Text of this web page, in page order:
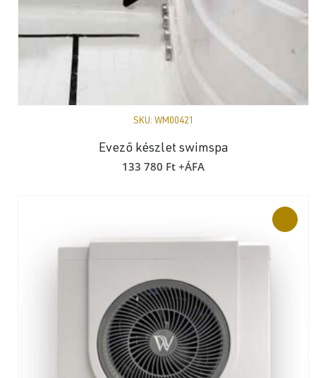
SKU: WM00421
Evező készlet swimspa
133 780 Ft +ÁFA